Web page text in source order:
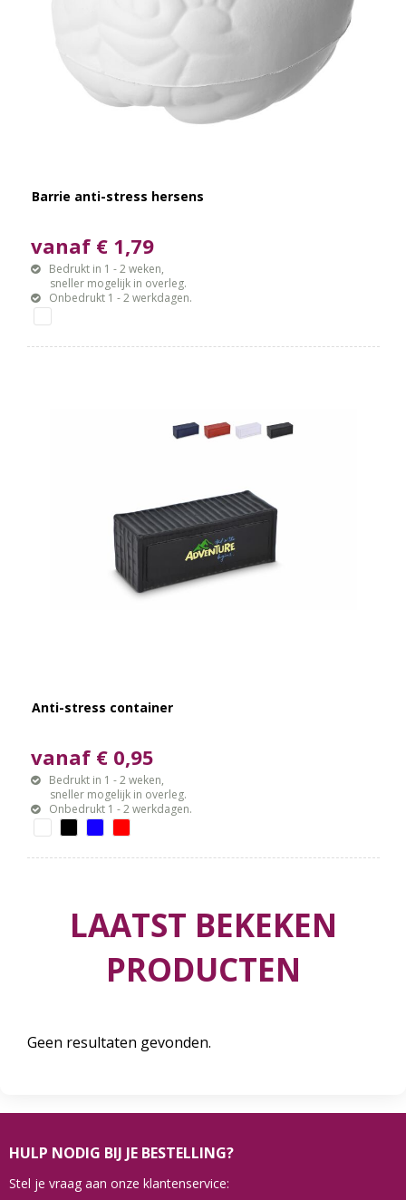
Barrie anti-stress hersens
vanaf € 1,79
Bedrukt in 1 - 2 weken,
sneller mogelijk in overleg.
Onbedrukt 1 - 2 werkdagen.
Anti-stress container
vanaf € 0,95
Bedrukt in 1 - 2 weken,
sneller mogelijk in overleg.
Onbedrukt 1 - 2 werkdagen.
LAATST BEKEKEN
PRODUCTEN
Geen resultaten gevonden.
HULP NODIG BIJ JE BESTELLING?
Stel je vraag aan onze klantenservice: